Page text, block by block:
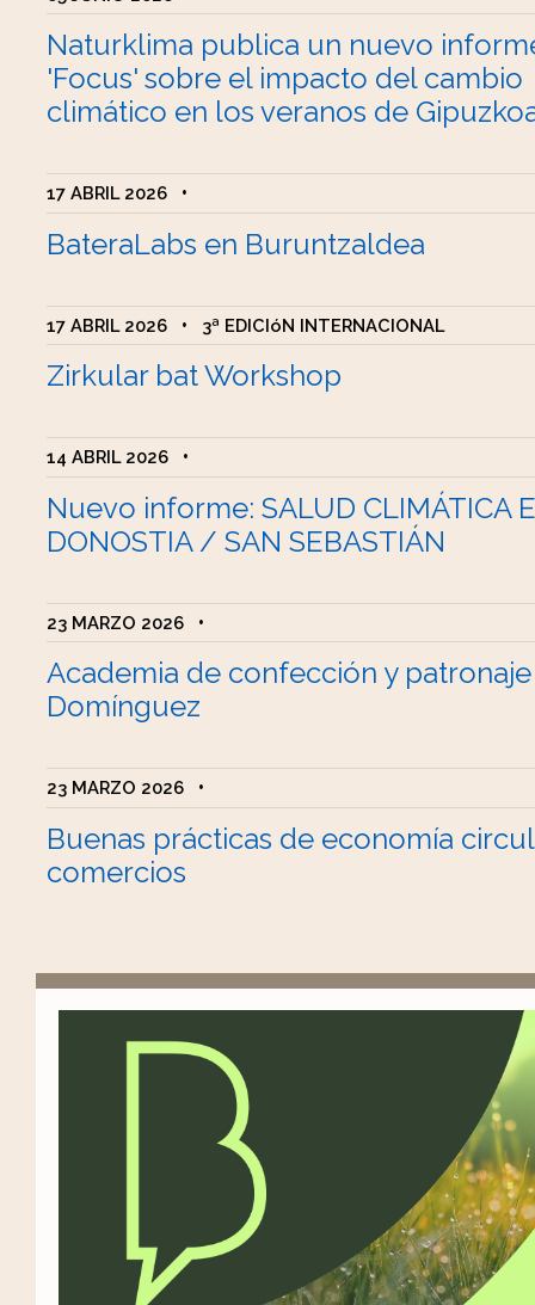
Naturklima publica un nuevo
'Focus' sobre el impacto del cambio
climático en los veranos de
17 ABRIL 2026 •
BateraLabs en Buruntzaldea
17 ABRIL 2026 • 3ª EDICIóN INTERNACIONAL
Zirkular bat Workshop
14 ABRIL 2026 •
Nuevo informe: SALUD CLIMÁTICA
DONOSTIA / SAN SEBASTIÁN
23 MARZO 2026 •
Academia de confección y
Domínguez
23 MARZO 2026 •
Buenas prácticas de economía
comercios